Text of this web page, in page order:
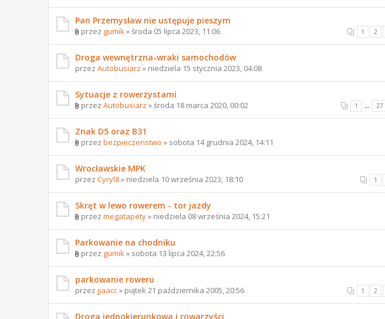
Pan Przemysław nie ustępuje pieszym
1 2
przez gumik » środa 05 lipca 2023, 11:06
Droga wewnętrzna-wraki samochodów
przez Autobusiarz » niedziela 15 stycznia 2023, 04:08
Sytuacje z rowerzystami
1 ... 27
przez Autobusiarz » środa 18 marca 2020, 00:02
Znak D5 oraz B31
przez bezpieczenstwo » sobota 14 grudnia 2024, 14:11
Wrocławskie MPK
1
przez Cyryl8» niedziela 10 września 2023, 18:10
Skręt w lewo rowerem - tor jazdy
przez megatapety» niedziela 08 września 2024, 15:21
Parkowanie na chodniku
przez gumik » sobota 13 lipca 2024, 22:56
parkowanie roweru
1 2
przez jjaacc» piątek 21 października 2005, 20:56
Droga jednokierunkowa i rowarzyści